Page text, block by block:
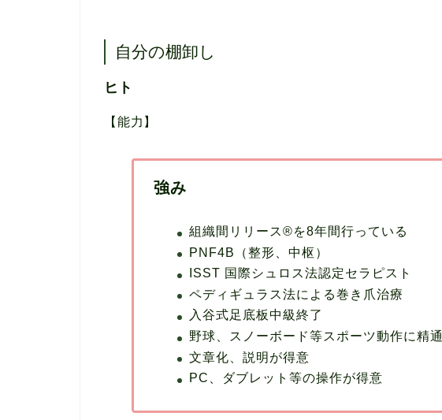
自分の棚卸し
ヒト
【能力】
強み
組織間リリース®︎を8年間行っている
PNF4B（整形、中枢）
ISST 国際シュロス法認定セラピスト
ペディギュラス法による巻き爪治療
入谷式足底板中級終了
野球、スノーボード等スポーツ動作に精通
文章化、説明が得意
PC、ダブレット等の操作が得意